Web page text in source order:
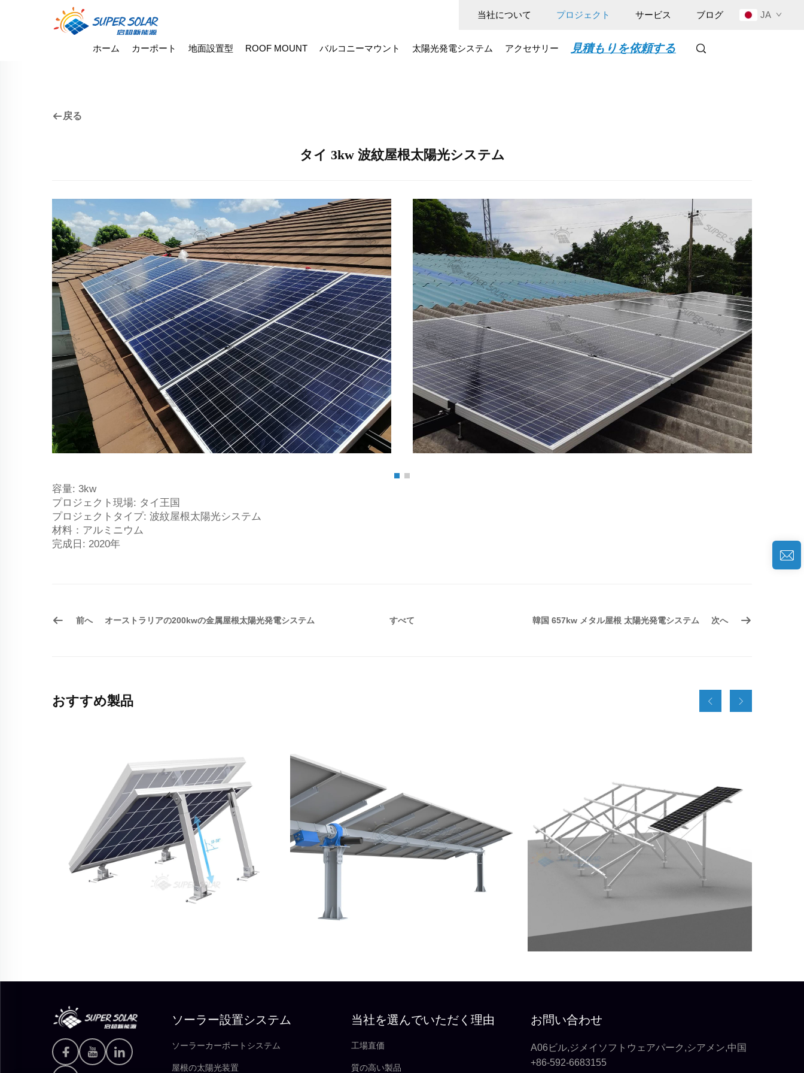
当社について プロジェクト サービス ブログ JA
ホーム カーポート 地面設置型 ROOF MOUNT バルコニーマウント 太陽光発電システム アクセサリー 見積もりを依頼する
戻る
タイ 3kw 波紋屋根太陽光システム
容量: 3kw
プロジェクト現場: タイ王国
プロジェクトタイプ: 波紋屋根太陽光システム
材料：アルミニウム
完成日: 2020年
前へ オーストラリアの200kwの金属屋根太陽光発電システム すべて 韓国 657kw メタル屋根 太陽光発電システム 次へ
おすすめ製品
ソーラー設置システム
ソーラーカーポートシステム
屋根の太陽光装置
当社を選んでいただく理由
工場直価
質の高い製品
お問い合わせ
A06ビル,ジメイソフトウェアパーク,シアメン,中国
+86-592-6683155